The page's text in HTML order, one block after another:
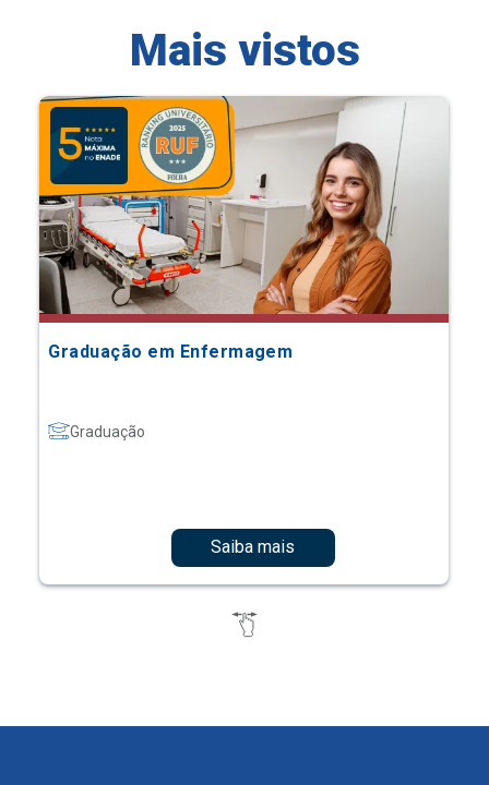
Mais vistos
Graduação em Enfermagem
Graduação
Saiba mais